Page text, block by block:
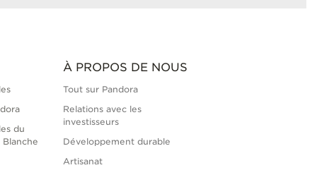
du
Blanche
À PROPOS DE NOUS
Tout sur Pandora
Relations avec les
investisseurs
Développement durable
Artisanat